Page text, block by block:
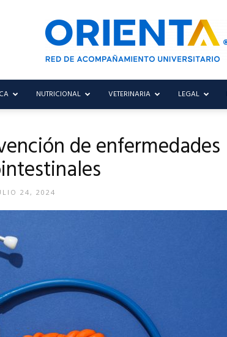
NUTRICIONAL VETERINARIA LEGAL
de enfermedades
24, 2024